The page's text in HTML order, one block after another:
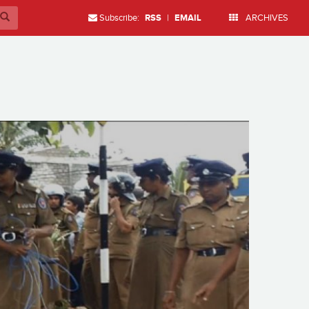
Subscribe: RSS | EMAIL ARCHIVES